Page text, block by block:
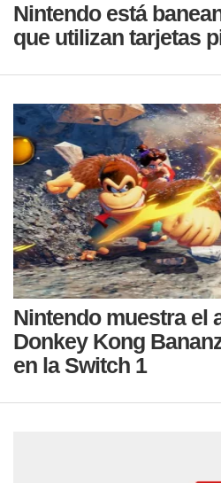
Nintendo está
que utilizan tarjetas
Nintendo muestra el
Donkey Kong
en la Switch 1